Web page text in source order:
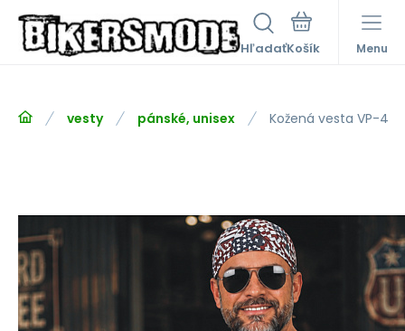
Hľadať Menu
vesty pánské, unisex Kožená vesta VP-4